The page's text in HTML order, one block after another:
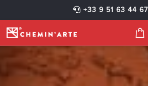
+33 9 51 63 44 67